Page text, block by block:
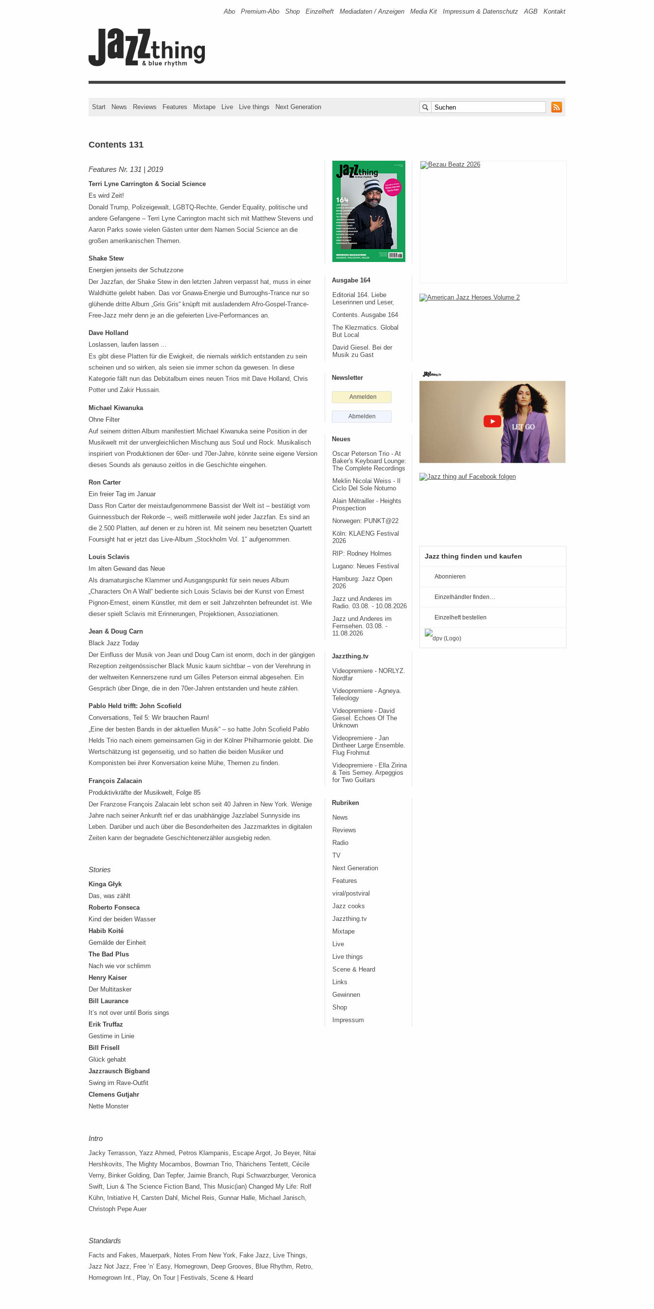
Abo Premium-Abo Shop Einzelheft Mediadaten / Anzeigen Media Kit Impressum & Datenschutz AGB Kontakt
Start News Reviews Features Mixtape Live Live things Next Generation
Contents 131
Features Nr. 131 | 2019
Terri Lyne Carrington & Social Science
Es wird Zeit!
Donald Trump, Polizeigewalt, LGBTQ-Rechte, Gender Equality, politische und
andere Gefangene – Terri Lyne Carrington macht sich mit Matthew Stevens und
Aaron Parks sowie vielen Gästen unter dem Namen Social Science an die
großen amerikanischen Themen.
Shake Stew
Energien jenseits der Schutzzone
Der Jazzfan, der Shake Stew in den letzten Jahren verpasst hat, muss in einer
Waldhütte gelebt haben. Das vor Gnawa-Energie und Burroughs-Trance nur so
glühende dritte Album „Gris Gris“ knüpft mit ausladendem Afro-Gospel-Trance-
Free-Jazz mehr denn je an die gefeierten Live-Performances an.
Dave Holland
Loslassen, laufen lassen …
Es gibt diese Platten für die Ewigkeit, die niemals wirklich entstanden zu sein
scheinen und so wirken, als seien sie immer schon da gewesen. In diese
Kategorie fällt nun das Debütalbum eines neuen Trios mit Dave Holland, Chris
Potter und Zakir Hussain.
Michael Kiwanuka
Ohne Filter
Auf seinem dritten Album manifestiert Michael Kiwanuka seine Position in der
Musikwelt mit der unvergleichlichen Mischung aus Soul und Rock. Musikalisch
inspiriert von Produktionen der 60er- und 70er-Jahre, könnte seine eigene Version
dieses Sounds als genauso zeitlos in die Geschichte eingehen.
Ron Carter
Ein freier Tag im Januar
Dass Ron Carter der meistaufgenommene Bassist der Welt ist – bestätigt vom
Guinnessbuch der Rekorde –, weiß mittlerweile wohl jeder Jazzfan. Es sind an
die 2.500 Platten, auf denen er zu hören ist. Mit seinem neu besetzten Quartett
Foursight hat er jetzt das Live-Album „Stockholm Vol. 1″ aufgenommen.
Louis Sclavis
Im alten Gewand das Neue
Als dramaturgische Klammer und Ausgangspunkt für sein neues Album
„Characters On A Wall“ bediente sich Louis Sclavis bei der Kunst von Ernest
Pignon-Ernest, einem Künstler, mit dem er seit Jahrzehnten befreundet ist. Wie
dieser spielt Sclavis mit Erinnerungen, Projektionen, Assoziationen.
Jean & Doug Carn
Black Jazz Today
Der Einfluss der Musik von Jean und Doug Carn ist enorm, doch in der gängigen
Rezeption zeitgenössischer Black Music kaum sichtbar – von der Verehrung in
der weltweiten Kennerszene rund um Gilles Peterson einmal abgesehen. Ein
Gespräch über Dinge, die in den 70er-Jahren entstanden und heute zählen.
Pablo Held trifft: John Scofield
Conversations, Teil 5: Wir brauchen Raum!
„Eine der besten Bands in der aktuellen Musik“ – so hatte John Scofield Pablo
Helds Trio nach einem gemeinsamen Gig in der Kölner Philharmonie gelobt. Die
Wertschätzung ist gegenseitig, und so hatten die beiden Musiker und
Komponisten bei ihrer Konversation keine Mühe, Themen zu finden.
François Zalacain
Produktivkräfte der Musikwelt, Folge 85
Der Franzose François Zalacain lebt schon seit 40 Jahren in New York. Wenige
Jahre nach seiner Ankunft rief er das unabhängige Jazzlabel Sunnyside ins
Leben. Darüber und auch über die Besonderheiten des Jazzmarktes in digitalen
Zeiten kann der begnadete Geschichtenerzähler ausgiebig reden.
Stories
Kinga Głyk
Das, was zählt
Roberto Fonseca
Kind der beiden Wasser
Habib Koité
Gemälde der Einheit
The Bad Plus
Nach wie vor schlimm
Henry Kaiser
Der Multitasker
Bill Laurance
It’s not over until Boris sings
Erik Truffaz
Gestirne in Linie
Bill Frisell
Glück gehabt
Jazzrausch Bigband
Swing im Rave-Outfit
Clemens Gutjahr
Nette Monster
Intro
Jacky Terrasson, Yazz Ahmed, Petros Klampanis, Escape Argot, Jo Beyer, Nitai
Hershkovits, The Mighty Mocambos, Bowman Trio, Thärichens Tentett, Cécile
Verny, Binker Golding, Dan Tepfer, Jaimie Branch, Rupi Schwarzburger, Veronica
Swift, Liun & The Science Fiction Band, This Music(ian) Changed My Life: Rolf
Kühn, Initiative H, Carsten Dahl, Michel Reis, Gunnar Halle, Michael Janisch,
Christoph Pepe Auer
Standards
Facts and Fakes, Mauerpark, Notes From New York, Fake Jazz, Live Things,
Jazz Not Jazz, Free ’n’ Easy, Homegrown, Deep Grooves, Blue Rhythm, Retro,
Homegrown Int., Play, On Tour | Festivals, Scene & Heard
Ausgabe 164
Editorial 164. Liebe
Leserinnen und Leser,
Contents. Ausgabe 164
The Klezmatics. Global
But Local
David Giesel. Bei der
Musik zu Gast
Newsletter
Anmelden
Abmelden
Neues
Oscar Peterson Trio - At
Baker's Keyboard Lounge:
The Complete Recordings
Meklin Nicolai Weiss - Il
Ciclo Del Sole Noturno
Alain Métrailler - Heights
Prospection
Norwegen: PUNKT@22
Köln: KLAENG Festival
2026
RIP: Rodney Holmes
Lugano: Neues Festival
Hamburg: Jazz Open
2026
Jazz und Anderes im
Radio. 03.08. - 10.08.2026
Jazz und Anderes im
Fernsehen. 03.08. -
11.08.2026
Jazzthing.tv
Videopremiere - NORLYZ.
Nordfar
Videopremiere - Agneya.
Teleology
Videopremiere - David
Giesel. Echoes Of The
Unknown
Videopremiere - Jan
Dintheer Large Ensemble.
Flug Frohmut
Videopremiere - Ella Zirina
& Teis Semey. Arpeggios
for Two Guitars
Rubriken
News
Reviews
Radio
TV
Next Generation
Features
viral/postviral
Jazz cooks
Jazzthing.tv
Mixtape
Live
Live things
Scene & Heard
Links
Gewinnen
Shop
Impressum
Jazz thing finden und kaufen
Abonnieren
Einzelhändler finden…
Einzelheft bestellen